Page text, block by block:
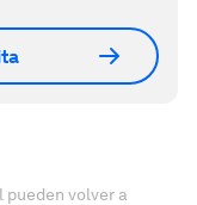
volver a